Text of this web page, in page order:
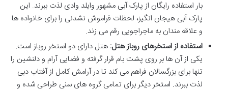
بار استفاده رایگان از پارک آبی مشهور وایلد وادی لذت ببرند. این
پارک آبی هیجان انگیز، لحظات فراموش نشدنی را برای خانواده ها
و علاقه مندان به ماجراجویی رقم می زند.
استفاده از استخرهای روباز هتل: هتل دارای دو استخر روباز است.
یکی از آن ها بر روی پشت بام قرار گرفته و فضایی آرام و دلنشین را
تنها برای بزرگسالان فراهم می کند تا در آرامش کامل از آفتاب دبی
لذت ببرند. استخر دیگر برای تمامی گروه های سنی طراحی شده و